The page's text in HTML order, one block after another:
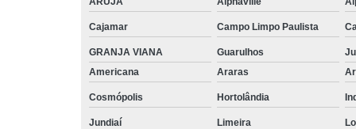
Cajamar Campo Limpo Paulista
GRANJA VIANA Guarulhos
Americana
Araras
Cosmópolis Hortolândia
Jundiaí Limeira